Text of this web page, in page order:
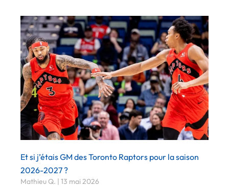
Et si j’étais GM des Toronto Raptors pour la saison
2026-2027 ?
Mathieu Q. 13 mai 2026